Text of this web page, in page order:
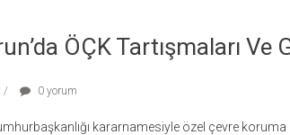
ÖÇK Tartışmaları Ve
0 yorum
kararnamesiyle özel çevre koruma